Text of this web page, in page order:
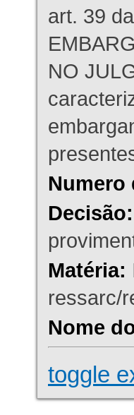
art. 39
NO
Numero
Decisão:
Matéria:
ressarc/
Nome
toggle